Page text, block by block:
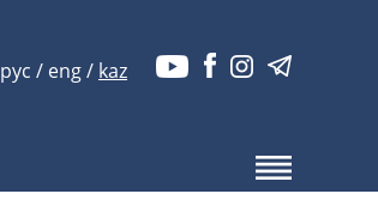
рус / eng/ kaz